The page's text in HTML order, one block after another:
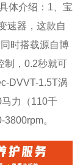
体介绍：1、宝
速器，这款自
时搭载源自博
制，0.2秒就可
DVVT-1.5T涡
力（110千
。